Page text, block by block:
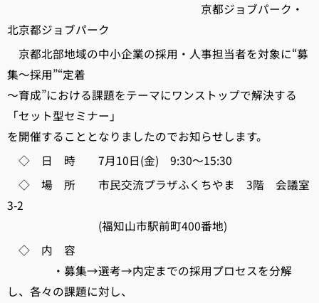
京都ジョブパーク・
北京都ジョブパーク
京都北部地域の中小企業の採用・人事担当者を対象に“募
集～採用”“定着
～育成”における課題をテーマにワンストップで解決する
「セット型セミナー」
を開催することとなりましたのでお知らせします。
◇ 日 時 7月10日(金) 9:30～15:30
◇ 場 所 市民交流プラザふくちやま 3階 会議室
3-2
(福知山市駅前町400番地)
◇ 内 容
・募集→選考→内定までの採用プロセスを分解
し、各々の課題に対し、